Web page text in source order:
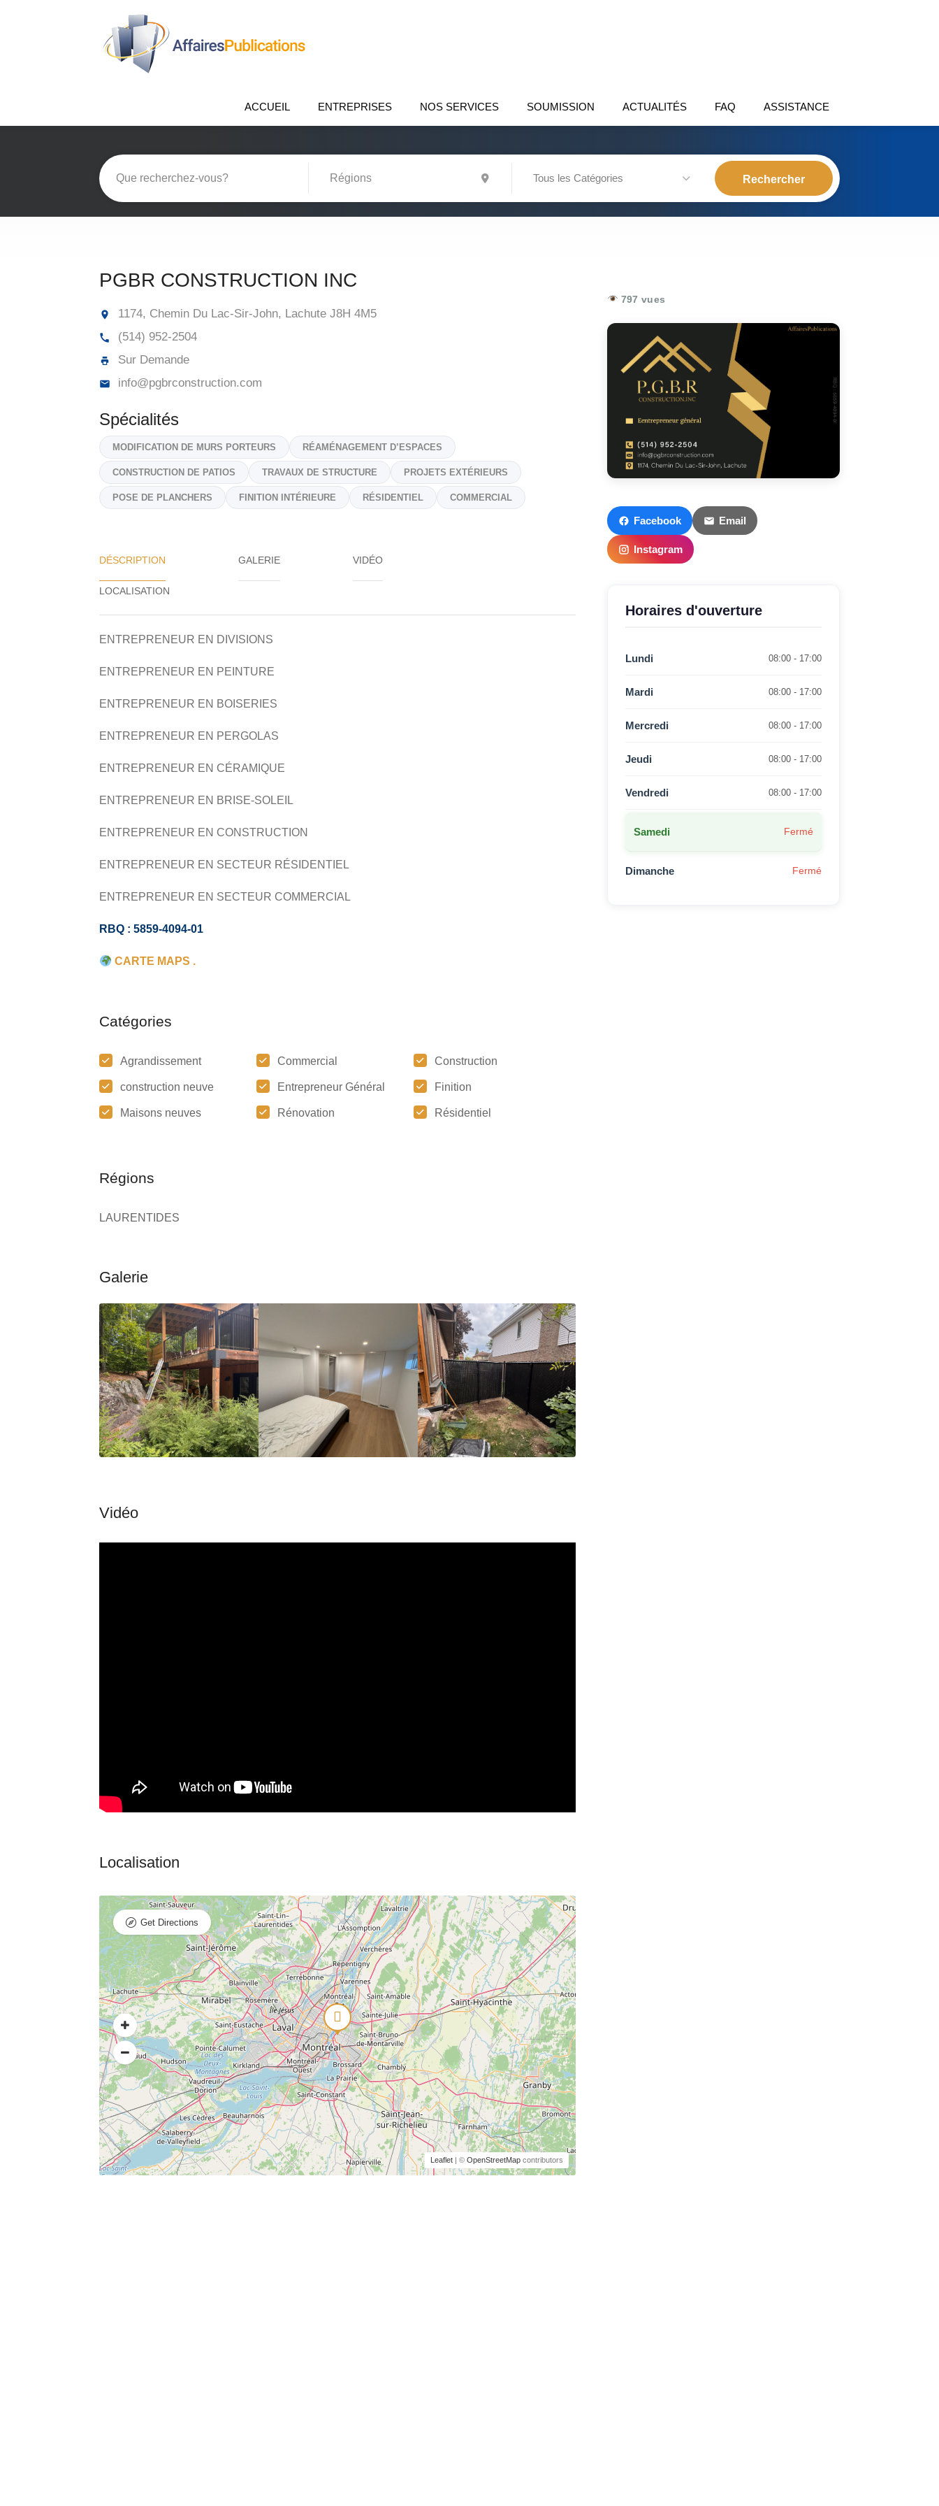
ACCUEIL ENTREPRISES NOS SERVICES SOUMISSION ACTUALITÉS FAQ ASSISTANCE
Tous les Catégories
PGBR CONSTRUCTION INC
1174, Chemin Du Lac-Sir-John, Lachute J8H 4M5
(514) 952-2504
Sur Demande
info@pgbrconstruction.com
Spécialités
MODIFICATION DE MURS PORTEURS RÉAMÉNAGEMENT D’ESPACES
CONSTRUCTION DE PATIOS TRAVAUX DE STRUCTURE PROJETS EXTÉRIEURS
POSE DE PLANCHERS FINITION INTÉRIEURE RÉSIDENTIEL COMMERCIAL
DÉSCRIPTION GALERIE VIDÉO
ENTREPRENEUR EN DIVISIONS
ENTREPRENEUR EN PEINTURE
ENTREPRENEUR EN BOISERIES
ENTREPRENEUR EN PERGOLAS
ENTREPRENEUR EN CÉRAMIQUE
ENTREPRENEUR EN BRISE-SOLEIL
ENTREPRENEUR EN CONSTRUCTION
ENTREPRENEUR EN SECTEUR RÉSIDENTIEL
ENTREPRENEUR EN SECTEUR COMMERCIAL
RBQ : 5859-4094-01
CARTE MAPS .
Catégories
Agrandissement Commercial Construction
construction neuve Entrepreneur Général Finition
Maisons neuves Rénovation Résidentiel
Régions
LAURENTIDES
Leaflet| © OpenStreetMapcontributors
Get Directions
797 vues
Facebook Email
Instagram
Horaires d'ouverture
Lundi 08:00 - 17:00
Mardi 08:00 - 17:00
Mercredi 08:00 - 17:00
Jeudi 08:00 - 17:00
Vendredi 08:00 - 17:00
Samedi Fermé
Dimanche Fermé